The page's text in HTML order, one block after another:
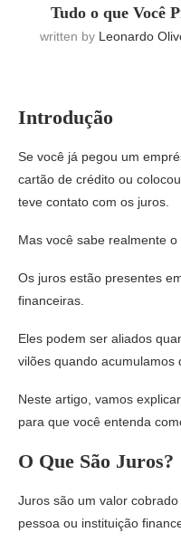
Tudo o que Você
written by Leonardo
Introdução
Se você já pegou um
cartão de crédito ou
teve contato com os juros.
Mas você sabe realmente
Os juros estão presentes
financeiras.
Eles podem ser aliados
vilões quando acumulamos
Neste artigo, vamos
para que você entenda
O Que São Juros?
Juros são um valor
pessoa ou instituição